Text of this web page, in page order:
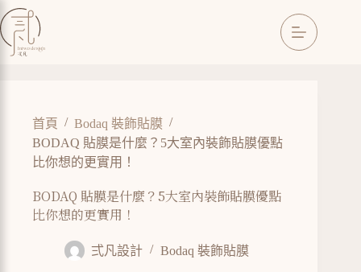
首頁 / Bodaq 裝飾貼膜 /
BODAQ 貼膜是什麼？5大室內裝飾貼膜優點
比你想的更實用！
BODAQ 貼膜是什麼？5大室內裝飾貼膜優點
比你想的更實用！
弍凡設計 Bodaq 裝飾貼膜